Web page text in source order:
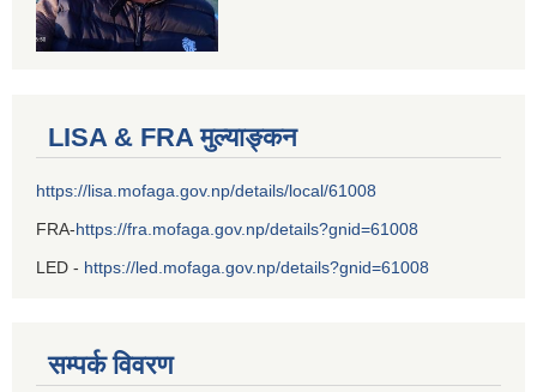
LISA & FRA मुल्याङ्कन
https://lisa.mofaga.gov.np/details/local/61008
FRA-https://fra.mofaga.gov.np/details?gnid=61008
LED - https://led.mofaga.gov.np/details?gnid=61008
सम्पर्क विवरण